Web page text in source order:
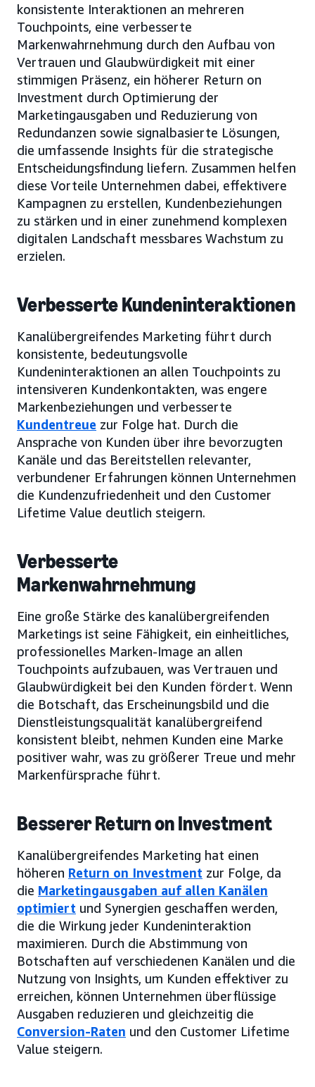
konsistente Interaktionen an mehreren
Touchpoints, eine verbesserte
Markenwahrnehmung durch den Aufbau von
Vertrauen und Glaubwürdigkeit mit einer
stimmigen Präsenz, ein höherer Return on
Investment durch Optimierung der
Marketingausgaben und Reduzierung von
Redundanzen sowie signalbasierte Lösungen,
die umfassende Insights für die strategische
Entscheidungsfindung liefern. Zusammen helfen
diese Vorteile Unternehmen dabei, effektivere
Kampagnen zu erstellen, Kundenbeziehungen
zu stärken und in einer zunehmend komplexen
digitalen Landschaft messbares Wachstum zu
erzielen.
Verbesserte Kundeninteraktionen
Kanalübergreifendes Marketing führt durch
konsistente, bedeutungsvolle
Kundeninteraktionen an allen Touchpoints zu
intensiveren Kundenkontakten, was engere
Markenbeziehungen und verbesserte
Kundentreue zur Folge hat. Durch die
Ansprache von Kunden über ihre bevorzugten
Kanäle und das Bereitstellen relevanter,
verbundener Erfahrungen können Unternehmen
die Kundenzufriedenheit und den Customer
Lifetime Value deutlich steigern.
Verbesserte
Markenwahrnehmung
Eine große Stärke des kanalübergreifenden
Marketings ist seine Fähigkeit, ein einheitliches,
professionelles Marken-Image an allen
Touchpoints aufzubauen, was Vertrauen und
Glaubwürdigkeit bei den Kunden fördert. Wenn
die Botschaft, das Erscheinungsbild und die
Dienstleistungsqualität kanalübergreifend
konsistent bleibt, nehmen Kunden eine Marke
positiver wahr, was zu größerer Treue und mehr
Markenfürsprache führt.
Besserer Return on Investment
Kanalübergreifendes Marketing hat einen
höheren Return on Investment zur Folge, da
die Marketingausgaben auf allen Kanälen
optimiert und Synergien geschaffen werden,
die die Wirkung jeder Kundeninteraktion
maximieren. Durch die Abstimmung von
Botschaften auf verschiedenen Kanälen und die
Nutzung von Insights, um Kunden effektiver zu
erreichen, können Unternehmen überflüssige
Ausgaben reduzieren und gleichzeitig die
Conversion-Raten und den Customer Lifetime
Value steigern.